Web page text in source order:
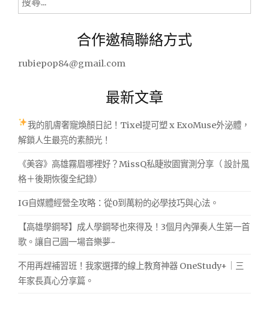
尋
合作邀稿聯絡方式
rubiepop84@gmail.com
最新文章
我的肌膚奢寵煥顏日記！Tixel提可塑 x ExoMuse外泌體，
解鎖人生最亮的素顏光！
《美容》高雄霧眉哪裡好？MissQ私睫妝園實測分享（ 設計風
格＋後期恢復全紀錄）
IG自媒體經營全攻略：從0到萬粉的必學技巧與心法。
【高雄學鋼琴】成人學鋼琴也來得及！3個月內彈奏人生第一首
歌。讓自己圓一場音樂夢~
不用再趕補習班！我家選擇的線上教育神器 OneStudy+｜三
年家長真心分享篇。